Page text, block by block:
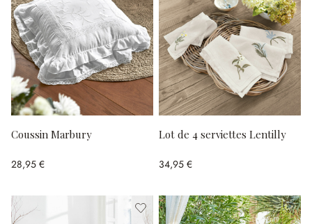
Coussin Marbury
28,95 €
Lot de 4 serviettes Lentilly
34,95 €